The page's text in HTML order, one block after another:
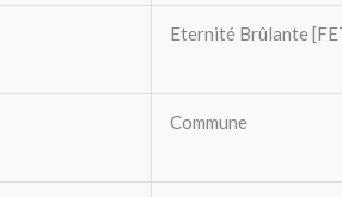
Eternité Brûlante
Commune